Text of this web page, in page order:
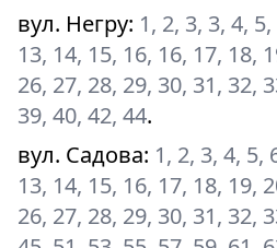
вул. Негру: 1, 2, 3, 3, 4,
13, 14, 15, 16, 16, 17, 18,
26, 27, 28, 29, 30, 31, 32,
39, 40, 42, 44.
вул. Садова: 1, 2, 3, 4, 5,
13, 14, 15, 16, 17, 18, 19,
26, 27, 28, 29, 30, 31, 32,